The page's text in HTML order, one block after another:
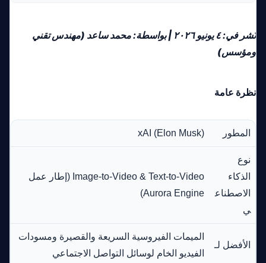
نُشر في: ٤ يونيو ٢٠٢٦ | بواسطة: محمد ساعد (مهندس تقني
ومؤسس)
نظرة عامة
المطور xAI (Elon Musk)
نوع
الذكاء
الاصطناع
ي
Image-to-Video & Text-to-Video (إطار عمل
Aurora Engine)
الأفضل لـ
الميمات الفيروسية السريعة والقصيرة ومسودات
الفيديو الخام لوسائل التواصل الاجتماعي